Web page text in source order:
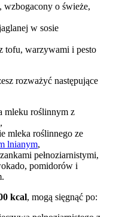
wzbogacony o świeże,
w sosie
tofu, warzywami i pesto
rozważyć następujące
mleku roślinnym z
mleka roślinnego ze
lnianym,
pełnoziarnistymi,
pomidorów i
kcal, mogą sięgnąć po: